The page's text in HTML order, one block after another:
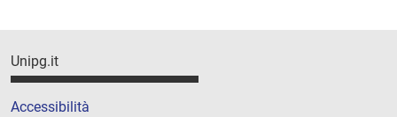
Unipg.it
Accessibilità